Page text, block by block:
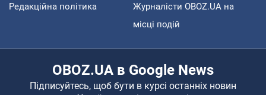
Редакційна політика
Журналісти OBOZ.UA на
місці подій
OBOZ.UA в Google News
Підписуйтесь, щоб бути в курсі останніх новин